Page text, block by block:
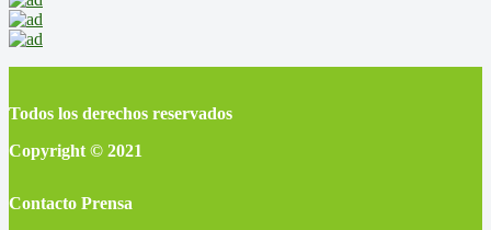
Todos los derechos reservados
Copyright © 2021
Contacto Prensa